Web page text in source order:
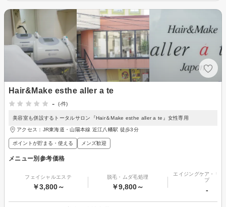
Hair&Make esthe aller a te
-
(-件)
美容室も併設するトータルサロン『Hair＆Make esthe aller a te』女性専用
アクセス：JR東海道・山陽本線 近江八幡駅 徒歩3分
ポイントが貯まる・使える メンズ歓迎
メニュー別参考価格
フェイシャルエステ
￥3,800～
脱毛・ムダ毛処理
￥9,800～
エイジングケア・リ
プ
-